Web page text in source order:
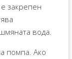
закрепен
вода.
помпа. Ако